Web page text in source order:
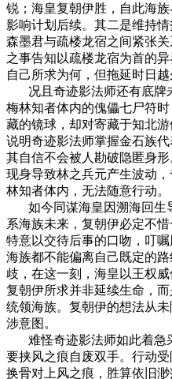
锐；海皇复朝伊胜，自此海
影响计划后续。其二是维持
森墨君与疏楼龙宿之间紧张
之事告知以疏楼龙宿为首的
自己所求为何，但拖延时日
况且奇迹影法师还有底牌
梅林知者体内的傀儡七尸符
藏的镜球，却对寄藏于知北
说明奇迹影法师掌握金石族
其自信不会被人勘破隐匿身
现身导致林之兵元产生波动
林知者体内，无法随意行动。
如今同谋海皇因溯海回生
系海族未来，复朝伊必定不
特意以交待后事的口吻，叮
海族都不能偏离自己既定的
歧，在这一刻，海皇以王权
复朝伊所求并非延续生命，
统领海族。复朝伊的想法从
涉意图。
难怪奇迹影法师如此着急
要挟风之痕自废双手。行动
换骨对上风之痕，胜算依旧